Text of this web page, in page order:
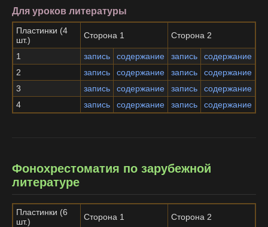
Для уроков литературы
Пластинки (4
шт.)
Сторона 1 Сторона 2
1 запись содержание запись
содержание
2
запись содержание запись
содержание
3
запись содержание запись
содержание
4
запись содержание запись содержание
Фонохрестоматия по зарубежной
литературе
Пластинки (6
шт.)
Сторона 1 Сторона 2